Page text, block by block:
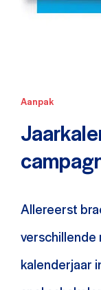
Aanpak
Allereerst
verschillende
kalenderjaar